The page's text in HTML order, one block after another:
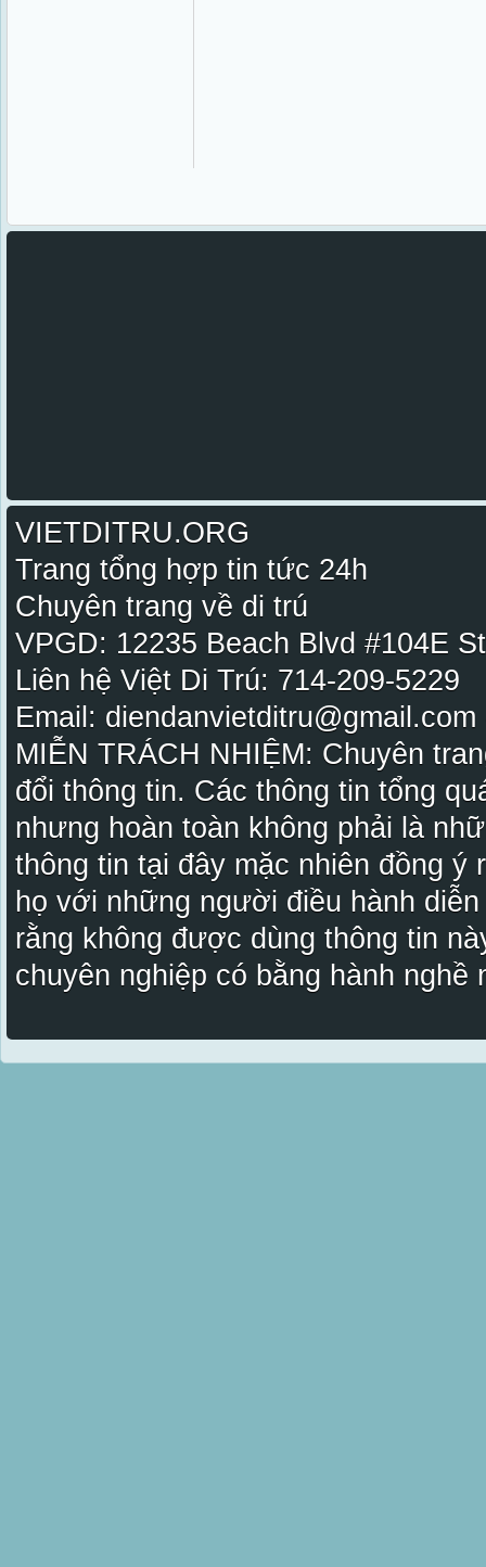
VIETDITRU.ORG
Trang tổng hợp tin tức 24h
Chuyên trang về di trú
VPGD: 12235 Beach Blvd #104E
Liên hệ Việt Di Trú: 714-209-5229
Email:
MIỄN TRÁCH NHIỆM: Chuyên
đổi thông tin. Các thông tin tổng
nhưng hoàn toàn không phải là
thông tin tại đây mặc nhiên đồng ý
họ với những người điều hành
rằng không được dùng thông tin
chuyên nghiệp có bằng hành